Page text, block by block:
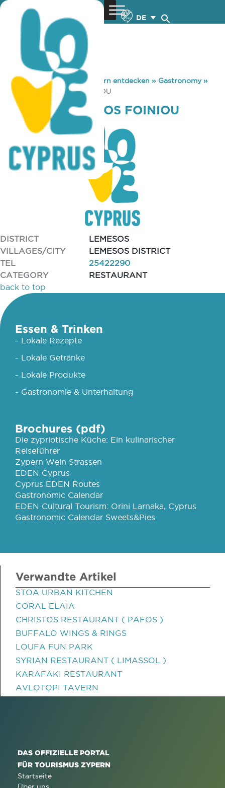
DE
You are here: Home »Zypern entdecken » Gastronomy»
KENTRO NEOTITOS FOINIOU
KENTRO NEOTITOS FOINIOU
DISTRICT
LEMESOS
VILLAGES/CITY
LEMESOS DISTRICT
TEL
25422290
CATEGORY
RESTAURANT
back to top
Essen & Trinken
- Lokale Rezepte
- Lokale Getränke
- Lokale Produkte
- Gastronomie & Unterhaltung
Brochures (pdf)
Die zypriotische Küche: Ein kulinarischer
Reiseführer
Zypern Wein Strassen
EDEN Cyprus
Cyprus EDEN Routes
Gastronomic Calendar
EDEN Cultural Tourism: Orini Larnaka, Cyprus
Gastronomic Calendar Sweets&Pies
Verwandte Artikel
STOA URBAN KITCHEN
CORAL ELAIA
CHRISTOS RESTAURANT ( PAFOS )
BUFFALO WINGS & RINGS
LOUFA FUN PARK
SYRIAN RESTAURANT ( LIMASSOL )
KARAFAKI RESTAURANT
AVLOTOPI TAVERN
DAS OFFIZIELLE PORTAL
FÜR TOURISMUS ZYPERN
Startseite